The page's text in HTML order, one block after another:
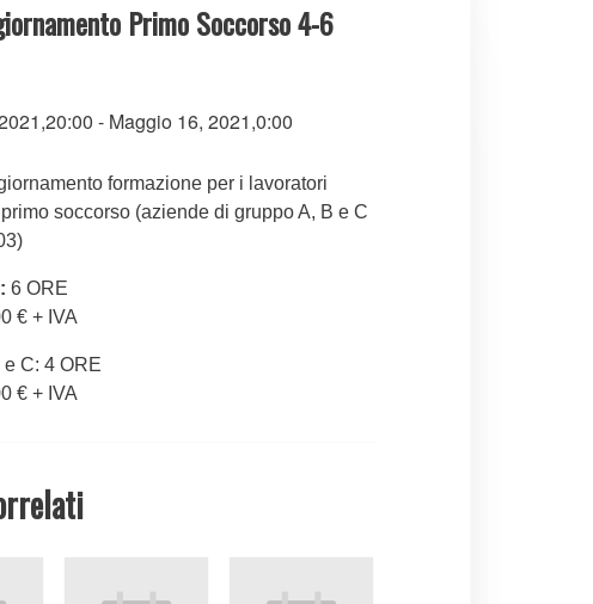
Primo Soccorso 4-6
- Maggio 16, 2021,0:00
formazione per i lavoratori
soccorso (aziende di gruppo A, B e C
6 ORE
€ + IVA
C: 4 ORE
€ + IVA